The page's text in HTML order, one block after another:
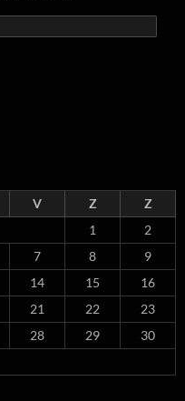
V Z
Z
1
2
7 8
9
14 15
16
21 22
23
28 29
30